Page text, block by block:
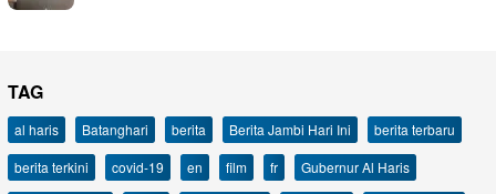
TAG
al haris Batanghari berita Berita Jambi Hari Ini
berita terbaru
berita terkini
covid-19 en film fr
Gubernur Al Haris